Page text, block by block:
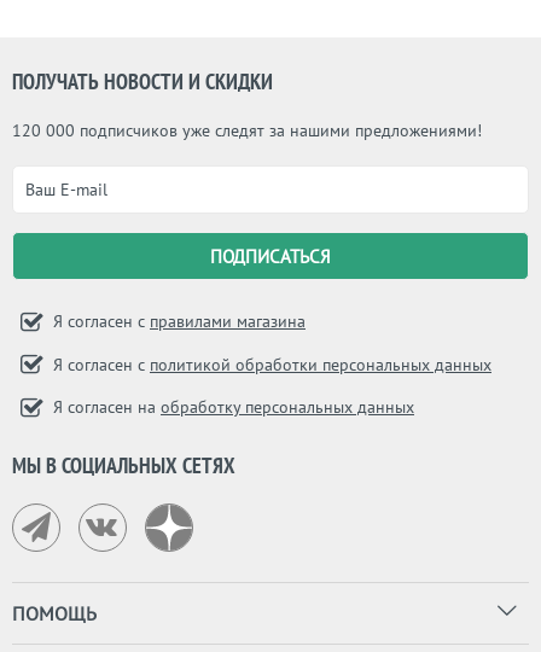
ПОЛУЧАТЬ НОВОСТИ И СКИДКИ
120 000 подписчиков уже следят за нашими предложениями!
Я согласен с правилами магазина
Я согласен с политикой обработки персональных данных
Я согласен на обработку персональных данных
МЫ В СОЦИАЛЬНЫХ СЕТЯХ
ПОМОЩЬ